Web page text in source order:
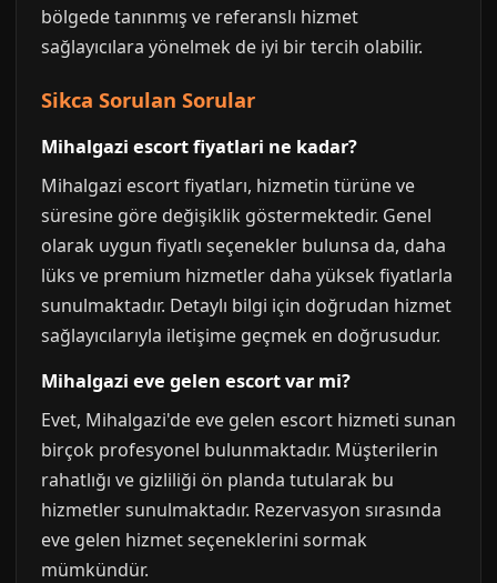
bölgede tanınmış ve referanslı hizmet
sağlayıcılara yönelmek de iyi bir tercih olabilir.
Sikca Sorulan Sorular
Mihalgazi escort fiyatlari ne kadar?
Mihalgazi escort fiyatları, hizmetin türüne ve
süresine göre değişiklik göstermektedir. Genel
olarak uygun fiyatlı seçenekler bulunsa da, daha
lüks ve premium hizmetler daha yüksek fiyatlarla
sunulmaktadır. Detaylı bilgi için doğrudan hizmet
sağlayıcılarıyla iletişime geçmek en doğrusudur.
Mihalgazi eve gelen escort var mi?
Evet, Mihalgazi'de eve gelen escort hizmeti sunan
birçok profesyonel bulunmaktadır. Müşterilerin
rahatlığı ve gizliliği ön planda tutularak bu
hizmetler sunulmaktadır. Rezervasyon sırasında
eve gelen hizmet seçeneklerini sormak
mümkündür.